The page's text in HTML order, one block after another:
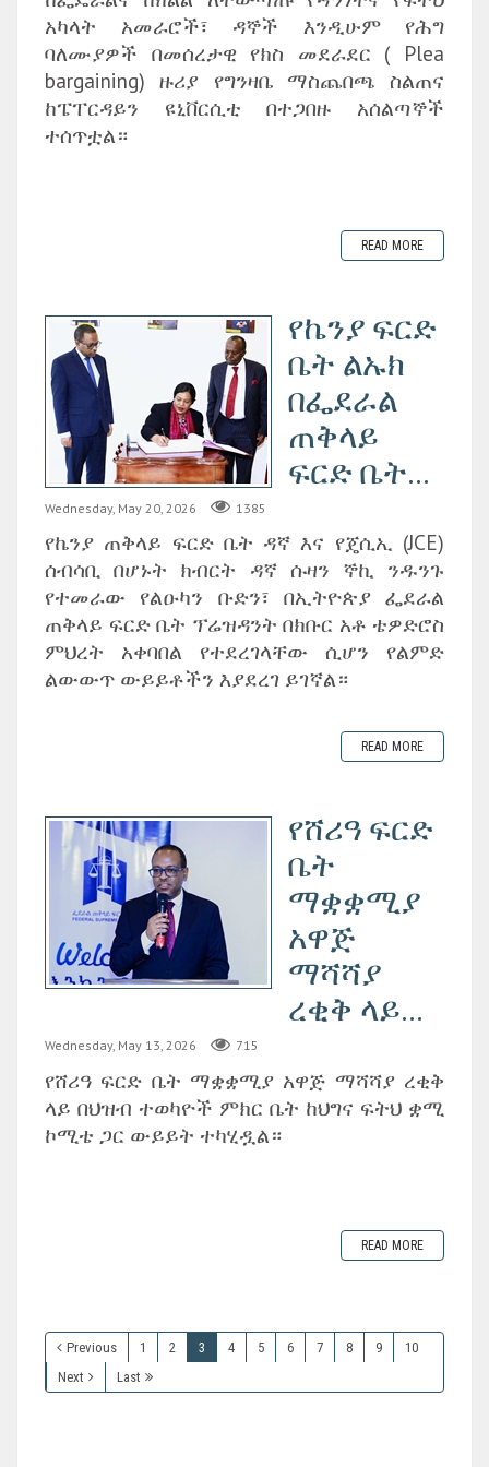
አካላት አመራሮች፣ ዳኞች እንዲሁም የሕግ
ባለሙያዎች በመሰረታዊ የክስ መደራደር ( Plea
bargaining) ዙሪያ የግንዛቤ ማስጨበጫ ስልጠና
ከፔፐርዳይን ዩኒቨርሲቲ በተጋበዙ አሰልጣኞች
ተሰጥቷል።
READ MORE
የኬንያ ፍርድ
ቤት ልኡክ
በፌደራል
ጠቅላይ
ፍርድ ቤት...
Wednesday, May 20, 2026 1385
የኬንያ ጠቅላይ ፍርድ ቤት ዳኛ እና የጄሲኢ (JCE)
ሰብሳቢ በሆኑት ክብርት ዳኛ ሱዛን ኞኪ ንዱንጉ
የተመራው የልዑካን ቡድን፣ በኢትዮጵያ ፌደራል
ጠቅላይ ፍርድ ቤት ፕሬዝዳንት በክቡር አቶ ቴዎድሮስ
ምህረት አቀባበል የተደረገላቸው ሲሆን የልምድ
ልውውጥ ውይይቶችን እያደረገ ይገኛል።
READ MORE
‎የሸሪዓ ፍርድ
ቤት
ማቋቋሚያ
አዋጅ
ማሻሻያ
ረቂቅ ላይ...
Wednesday, May 13, 2026 715
‎የሸሪዓ ፍርድ ቤት ማቋቋሚያ አዋጅ ማሻሻያ ረቂቅ
ላይ በህዝብ ተወካዮች ምክር ቤት ከህግና ፍትህ ቋሚ
ኮሚቴ ጋር ውይይት ተካሂዷል።
READ MORE
Previous 1 2 3 4 5 6 7 8 9
10
Next
Last